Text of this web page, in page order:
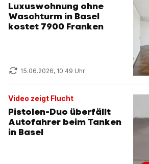
Luxuswohnung ohne
Waschturm in Basel
kostet 7900 Franken
15.06.2026, 10:49 Uhr
Video zeigt Flucht
Pistolen-Duo überfällt
Autofahrer beim Tanken
in Basel